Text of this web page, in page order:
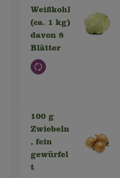
Weißkohl
(ca. 1 kg)
davon 8
Blätter
Auswahl ändern
100 g
Zwiebeln
, fein
gewürfel
t